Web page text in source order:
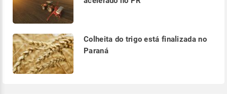
Colheita do trigo está finalizada no
Paraná